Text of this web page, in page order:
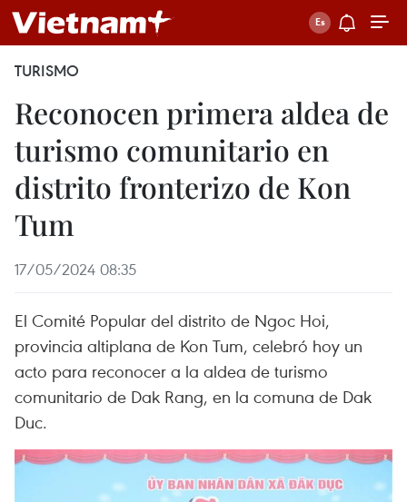
TURISMO
Reconocen primera aldea de
turismo comunitario en
distrito fronterizo de Kon
Tum
17/05/2024 08:35
El Comité Popular del distrito de Ngoc Hoi,
provincia altiplana de Kon Tum, celebró hoy un
acto para reconocer a la aldea de turismo
comunitario de Dak Rang, en la comuna de Dak
Duc.